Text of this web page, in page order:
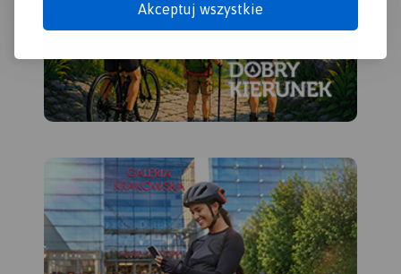
Akceptuj wszystkie
rzecznymi i jeziorami z
Suwalszczyzny – Wigrami i
najgłębszym polskim
jeziorem – Hańczą na czele.
Polodowcową pamiątką są
tworzące głazowiska,
przetransportowane tu ze
Skandynawii. Uroku dodają
rozległe kompleksy Puszczy
Augustowskiej, okalającej
większą część linii brzegowej